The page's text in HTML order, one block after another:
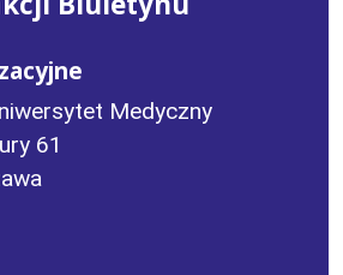
Medyczny
61